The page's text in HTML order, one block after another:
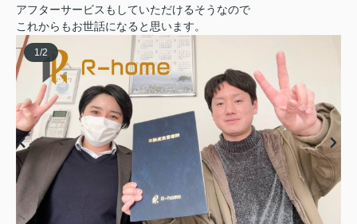
アフターサービスもしていただけるそうなので
これからもお世話になると思います。
1/2